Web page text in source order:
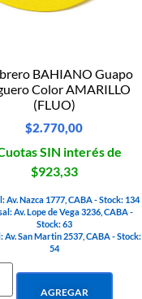
BAHIANO Guapo
Color AMARILLO
(FLUO)
$2.770,00
SIN interés de
$923,33
Av. Nazca 1777, CABA - Stock: 134
Av. Lope de Vega 3236, CABA -
Stock: 63
Av. San Martin 2537, CABA - Stock:
54
AGREGAR